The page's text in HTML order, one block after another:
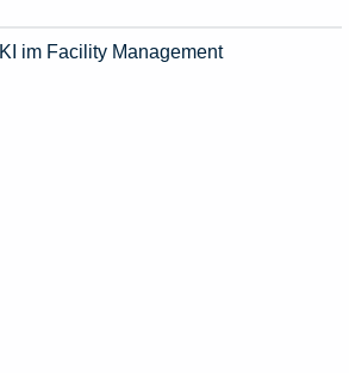
KI im Facility Management